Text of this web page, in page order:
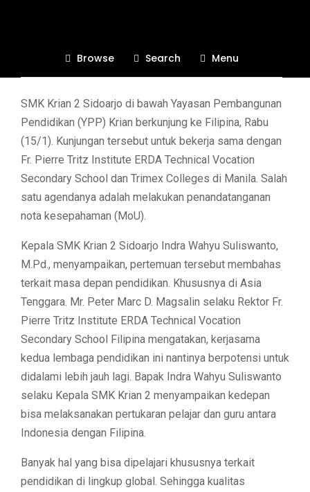
Browse Search Menu
SMK Krian 2 Sidoarjo di bawah Yayasan Pembangunan
Pendidikan (YPP) Krian berkunjung ke Filipina, Rabu
(15/1). Kunjungan tersebut untuk bekerja sama dengan
Fr. Pierre Tritz Institute ERDA Technical Vocation
Secondary School dan Trimex Colleges di Manila. Salah
satu agendanya adalah melakukan penandatanganan
nota kesepahaman (MoU).
Kepala SMK Krian 2 Sidoarjo Indra Wahyu Suliswanto,
M.Pd., menyampaikan, pertemuan tersebut membahas
terkait masa depan pendidikan. Khususnya di Asia
Tenggara. Mr. Peter Marc D. Magsalin selaku Rektor Fr.
Pierre Tritz Institute ERDA Technical Vocation
Secondary School Filipina mengatakan, kerjasama
kedua lembaga pendidikan ini nantinya berpotensi untuk
didalami lebih jauh lagi. Bapak Indra Wahyu Suliswanto
selaku Kepala SMK Krian 2 menyampaikan kedepan
bisa melaksanakan pertukaran pelajar dan guru antara
Indonesia dengan Filipina.
Banyak hal yang bisa dipelajari khususnya terkait
pendidikan di lingkup global. Sehingga kualitas